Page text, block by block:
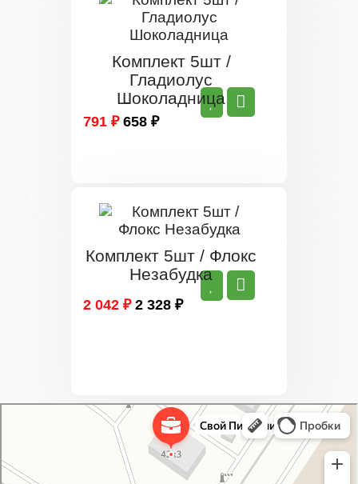
Комплект 5шт /
Гладиолус
Шоколадница
791 ₽ 658 ₽
Комплект 5шт / Флокс
Незабудка
2 042 ₽ 2 328 ₽
Питомник растений в Москве